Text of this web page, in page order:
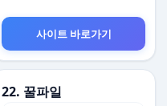
사이트 바로가기
22. 꿀파일